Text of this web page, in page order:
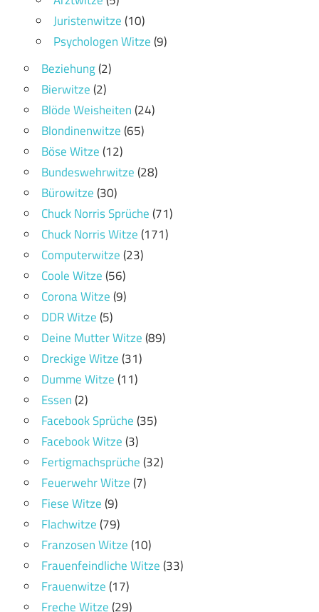
Juristenwitze(10)
Psychologen Witze(9)
Beziehung(2)
Bierwitze(2)
Blöde Weisheiten(24)
Blondinenwitze(65)
Böse Witze(12)
Bundeswehrwitze(28)
Bürowitze(30)
Chuck Norris Sprüche(71)
Chuck Norris Witze(171)
Computerwitze(23)
Coole Witze(56)
Corona Witze(9)
DDR Witze(5)
Deine Mutter Witze(89)
Dreckige Witze(31)
Dumme Witze(11)
Essen(2)
Facebook Sprüche(35)
Facebook Witze(3)
Fertigmachsprüche(32)
Feuerwehr Witze(7)
Fiese Witze(9)
Flachwitze(79)
Franzosen Witze(10)
Frauenfeindliche Witze(33)
Frauenwitze(17)
Freche Witze(29)